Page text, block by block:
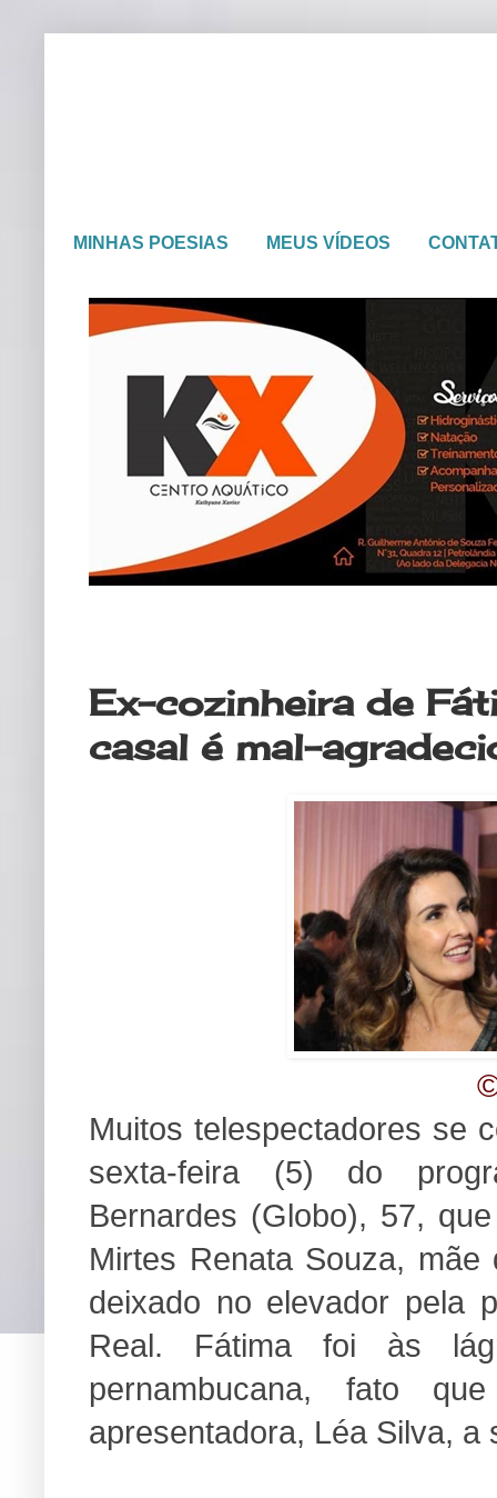
MINHAS POESIAS MEUS VÍDEOS
Ex-cozinheira de
casal é mal-
Muitos telespectadores se
sexta-feira (5) do
Bernardes (Globo), 57,
Mirtes Renata Souza,
deixado no elevador pela
Real. Fátima foi às
pernambucana, fato
apresentadora, Léa Silva, a